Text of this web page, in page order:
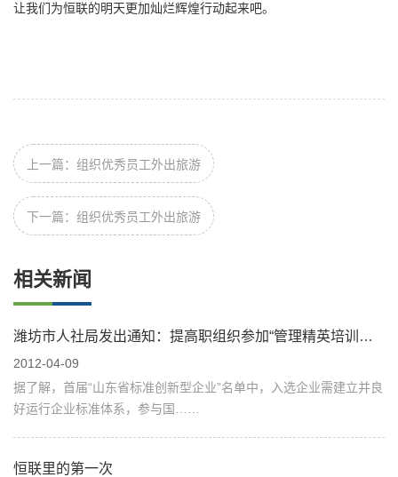
让我们为恒联的明天更加灿烂辉煌行动起来吧。
上一篇：组织优秀员工外出旅游
下一篇：组织优秀员工外出旅游
相关新闻
潍坊市人社局发出通知：提高职组织参加“管理精英培训之
鹰雁团队延安行”活动
2012-04-09
据了解，首届“山东省标准创新型企业”名单中，入选企业需建立并良
好运行企业标准体系，参与国……
恒联里的第一次